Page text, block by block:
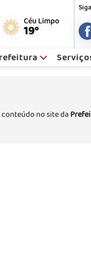
Céu Limpo
19°
no site da